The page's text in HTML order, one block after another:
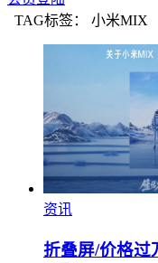
TAG标签： 小米MIX
资讯
折叠屏/价格过